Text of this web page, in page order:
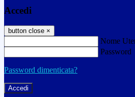
Accedi
button close ×
Nome
Password
Password dimenticata?